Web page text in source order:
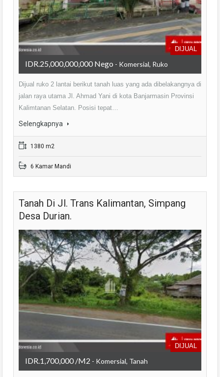
DIJUAL
IDR.25,000,000,000 Nego - Komersial, Ruko
Dijual ruko 2 lantai berikut tanah luas yang ada dibelakangnya di
jalan raya utama Jl. Ahmad Yani di kota Banjarmasin Provinsi
Kalimtanan Selatan. Posisi tepat…
Selengkapnya
1380 m2
6 Kamar Mandi
Tanah Di Jl. Trans Kalimantan, Simpang
Desa Durian.
DIJUAL
IDR.1,700,000 /M2 - Komersial, Tanah